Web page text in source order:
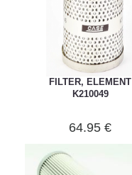
FILTER, ELEMENT
K210049
64.95 €